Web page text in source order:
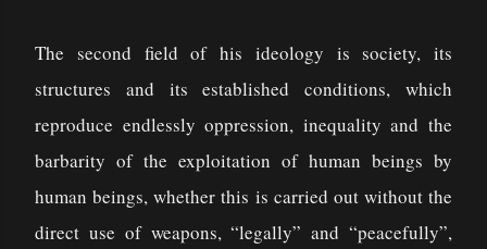
The second field of his ideology is society, its
structures and its established conditions, which
reproduce endlessly oppression, inequality and the
barbarity of the exploitation of human beings by
human beings, whether this is carried out without the
direct use of weapons, “legally” and “peacefully”,